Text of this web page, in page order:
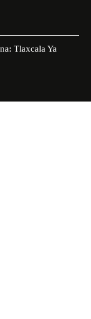
Tlaxcala Ya